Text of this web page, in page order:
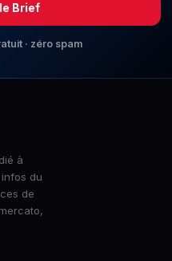
Brief
· zéro spam
à
du
de